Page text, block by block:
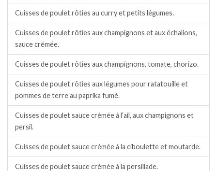
Cuisses de poulet rôties au curry et petits légumes.
Cuisses de poulet rôties aux champignons et aux échalions,
sauce crémée.
Cuisses de poulet rôties aux champignons, tomate, chorizo.
Cuisses de poulet rôties aux légumes pour ratatouille et
pommes de terre au paprika fumé.
Cuisses de poulet sauce crémée à l’ail, aux champignons et
persil.
Cuisses de poulet sauce crémée à la ciboulette et moutarde.
Cuisses de poulet sauce crémée à la persillade.